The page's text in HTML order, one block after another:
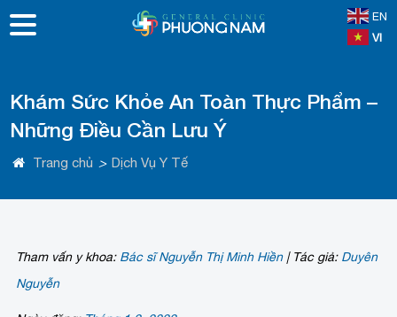
EN
VI
Khám Sức Khỏe An Toàn Thực Phẩm –
Những Điều Cần Lưu Ý
Trang chủ > Dịch Vụ Y Tế
Tham vấn y khoa: Bác sĩ Nguyễn Thị Minh Hiền |Tác giả: Duyên
Nguyễn